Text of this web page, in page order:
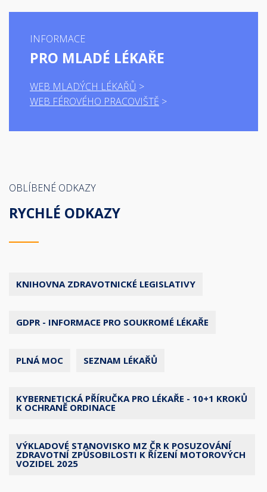
INFORMACE
PRO MLADÉ LÉKAŘE
WEB MLADÝCH LÉKAŘŮ
WEB FÉROVÉHO PRACOVIŠTĚ
OBLÍBENÉ ODKAZY
RYCHLÉ ODKAZY
KNIHOVNA ZDRAVOTNICKÉ LEGISLATIVY
GDPR - INFORMACE PRO SOUKROMÉ LÉKAŘE
PLNÁ MOC SEZNAM LÉKAŘŮ
KYBERNETICKÁ PŘÍRUČKA PRO LÉKAŘE - 10+1 KROKŮ
K OCHRANĚ ORDINACE
VÝKLADOVÉ STANOVISKO MZ ČR K POSUZOVÁNÍ
ZDRAVOTNÍ ZPŮSOBILOSTI K ŘÍZENÍ MOTOROVÝCH
VOZIDEL 2025